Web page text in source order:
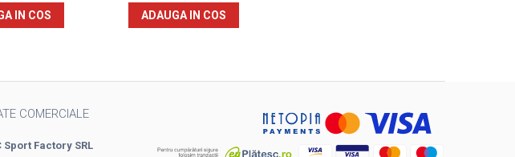
IN COS ADAUGA IN COS
COMERCIALE
Sport Factory SRL